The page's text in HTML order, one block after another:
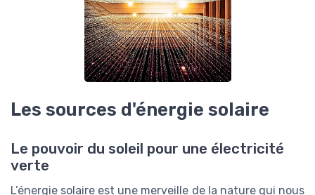
Les sources d'énergie solaire
Le pouvoir du soleil pour une électricité
verte
L’énergie solaire est une merveille de la nature qui nous